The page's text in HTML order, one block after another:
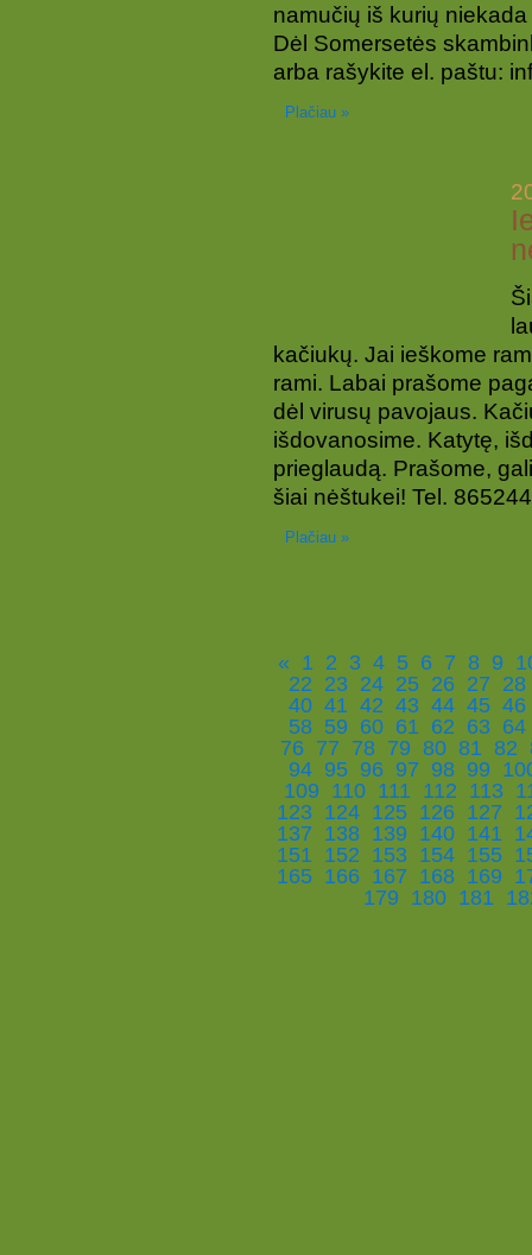
namučių iš kurių
Dėl Somersetės
arba rašykite el. paštu:
Plačiau »
kačiukų. Jai ieškome
rami. Labai prašome
dėl virusų pavojaus.
išdovanosime. Katytę,
prieglaudą. Prašome,
šiai nėštukei! Tel.
Plačiau »
« 1 2 3 4 5 6 7 8 9
22 23 24 25 26 27 28
40 41 42 43 44 45 46
58 59 60 61 62 63 64
76 77 78 79 80 81 82
94 95 96 97 98 99
109 110 111 112 113
123 124 125 126 127
137 138 139 140 141
151 152 153 154 155
165 166 167 168 169
179 180 181